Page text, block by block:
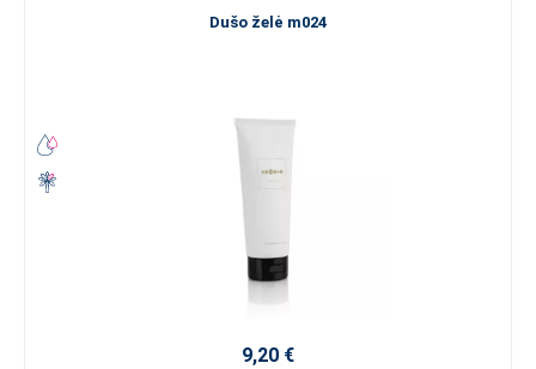
Dušo želė m024
9,20 €